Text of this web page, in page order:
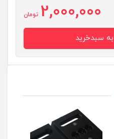
2,000,000 تومان